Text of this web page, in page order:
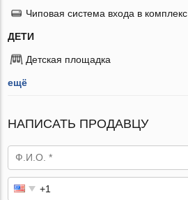
Чиповая система входа в комплекс
ДЕТИ
Детская площадка
ещё
НАПИСАТЬ ПРОДАВЦУ